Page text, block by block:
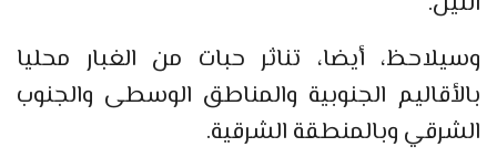
وسيلاحظ، أيضا، تناثر حبات من الغبار محليا
بالأقاليم الجنوبية والمناطق الوسطى والجنوب
الشرقي وبالمنطقة الشرقية.